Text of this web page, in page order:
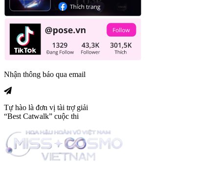
Nhận thông báo qua email
Tự hào là đơn vị tài trợ giải
“Best Catwalk” cuộc thi